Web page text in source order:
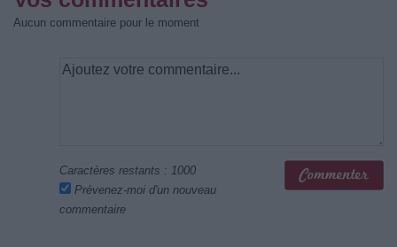
Aucun commentaire pour le moment
Caractères restants : 1000
Prévenez-moi d'un nouveau
commentaire